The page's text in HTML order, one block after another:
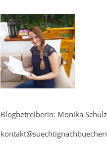
Blogbetreiberin: Monika